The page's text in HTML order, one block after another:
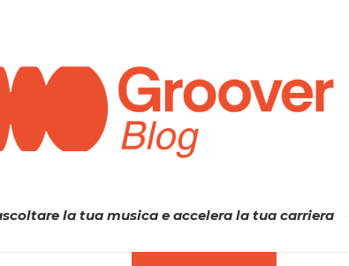
la tua musica e accelera la tua carriera